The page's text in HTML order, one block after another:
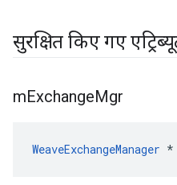
सुरक्षित किए गए
mExchangeMgr
WeaveExchangeManager *